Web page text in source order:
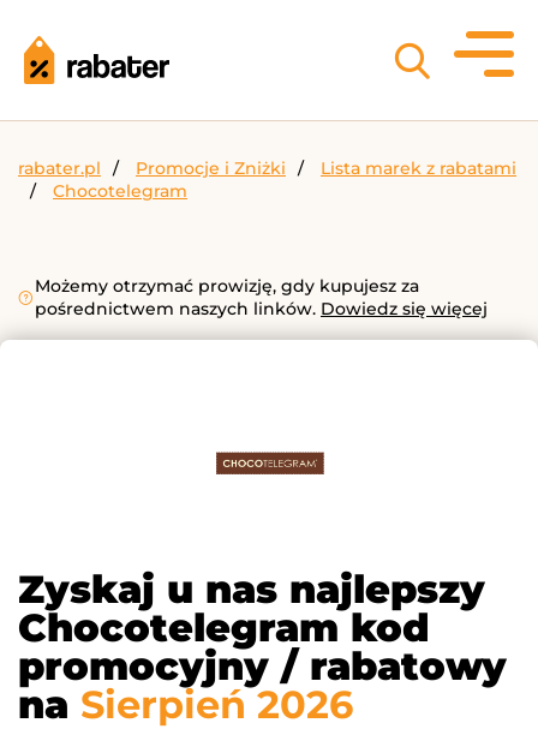
rabater.pl Promocje i Zniżki
Lista marek z rabatami
Chocotelegram
Możemy otrzymać prowizję, gdy kupujesz za
pośrednictwem naszych linków. Dowiedz się więcej
Zyskaj u nas najlepszy
Chocotelegram kod
promocyjny / rabatowy
na Sierpień 2026